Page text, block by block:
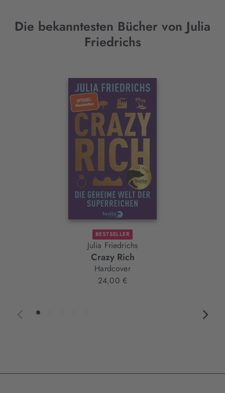
Die bekanntesten Bücher von Julia
Friedrichs
BESTSELLER
Julia Friedrichs
Crazy Rich
Hardcover
24,00 €